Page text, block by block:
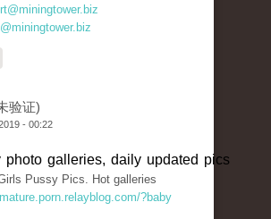
验证)
- 00:22
photo galleries, daily updated pics
Pussy Pics. Hot galleries
?baby